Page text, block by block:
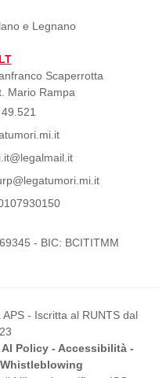
e Legnano
Scaperrotta
Mario Rampa
- BIC: BCITITMM
- Iscritta al RUNTS dal
AI Policy - Accessibilità -
Whistleblowing